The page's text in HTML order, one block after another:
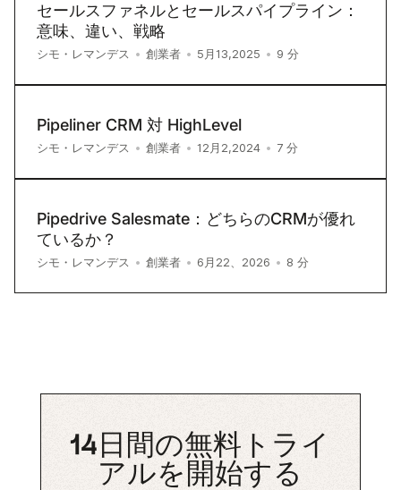
セールスファネルとセールスパイプライン：
意味、違い、戦略
シモ・レマンデス • 創業者 • 5月13,2025 • 9 分
Pipeliner CRM 対 HighLevel
シモ・レマンデス • 創業者 • 12月2,2024 • 7 分
Pipedrive Salesmate：どちらのCRMが優れ
ているか？
シモ・レマンデス • 創業者 • 6月22、2026 • 8 分
14日間の無料トライ
アルを開始する